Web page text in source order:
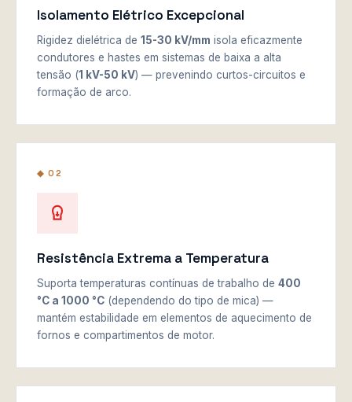
Isolamento Elétrico Excepcional
Rigidez dielétrica de 15-30 kV/mm isola eficazmente
condutores e hastes em sistemas de baixa a alta
tensão (1 kV-50 kV) — prevenindo curtos-circuitos e
formação de arco.
◆ 02
Resistência Extrema a Temperatura
Suporta temperaturas contínuas de trabalho de 400
°C a 1000 °C (dependendo do tipo de mica) —
mantém estabilidade em elementos de aquecimento de
fornos e compartimentos de motor.